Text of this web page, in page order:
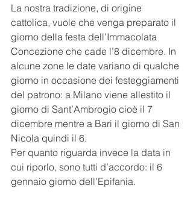
La nostra tradizione, di origine
cattolica, vuole che venga preparato il
giorno della festa dell’Immacolata
Concezione che cade l’8 dicembre. In
alcune zone le date variano di qualche
giorno in occasione dei festeggiamenti
del patrono: a Milano viene allestito il
giorno di Sant’Ambrogio cioè il 7
dicembre mentre a Bari il giorno di San
Nicola quindi il 6.
Per quanto riguarda invece la data in
cui riporlo, sono tutti d’accordo: il 6
gennaio giorno dell’Epifania.